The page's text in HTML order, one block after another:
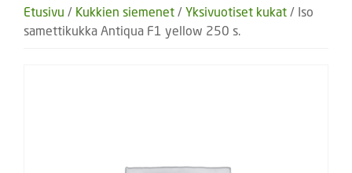
Etusivu / Kukkien siemenet / Yksivuotiset kukat / Iso
samettikukka Antiqua F1 yellow 250 s.